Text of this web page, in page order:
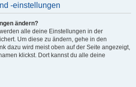
-einstellungen
ändern?
alle deine Einstellungen in der
Um diese zu ändern, gehe in den
dazu wird meist oben auf der Seite angezeigt,
klickst. Dort kannst du alle deine